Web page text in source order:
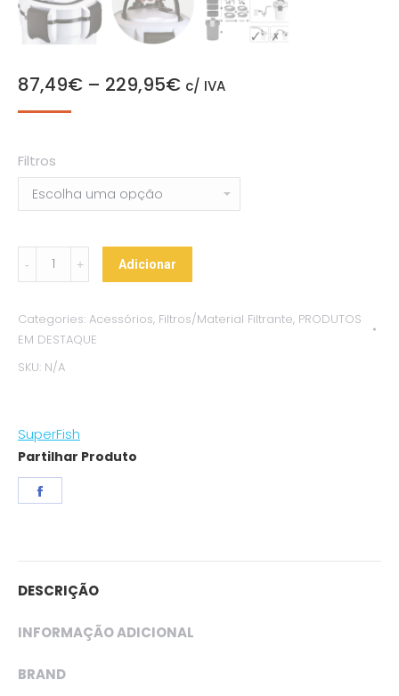
87,49€ – 229,95€ c/ IVA
Filtros
Filtros
Externos
X-
quantity
Adicionar
Categories: Acessórios, Filtros/Material Filtrante, PRODUTOS
EM DESTAQUE
SKU: N/A
SuperFish
Partilhar Produto
DESCRIÇÃO
INFORMAÇÃO ADICIONAL
BRAND